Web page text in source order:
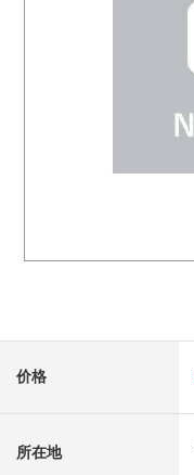
价格
所在地